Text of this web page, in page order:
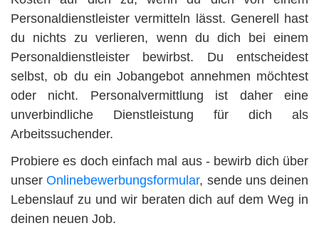
Personaldienstleister vermitteln lässt. Generell hast
du nichts zu verlieren, wenn du dich bei einem
Personaldienstleister bewirbst. Du entscheidest
selbst, ob du ein Jobangebot annehmen möchtest
oder nicht. Personalvermittlung ist daher eine
unverbindliche Dienstleistung für dich als
Arbeitssuchender.
Probiere es doch einfach mal aus - bewirb dich über
unserOnlinebewerbungsformular, sende uns deinen
Lebenslauf zu und wir beraten dich auf dem Weg in
deinen neuen Job.